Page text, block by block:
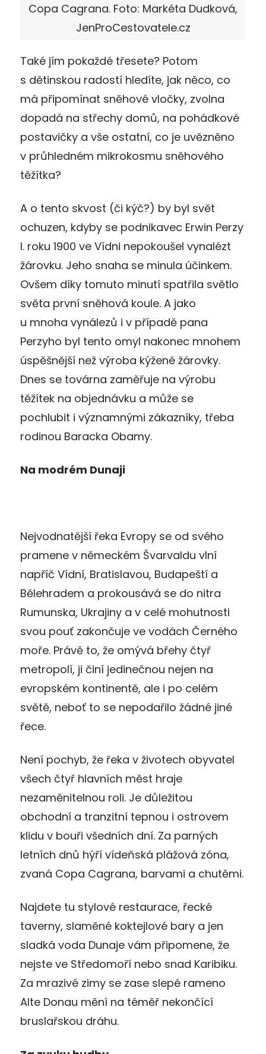
Copa Cagrana. Foto: Markéta Dudková,
JenProCestovatele.cz
Také jím pokaždé třesete? Potom
s dětinskou radostí hledíte, jak něco, co
má připomínat sněhové vločky, zvolna
dopadá na střechy domů, na pohádkové
postavičky a vše ostatní, co je uvězněno
v průhledném mikrokosmu sněhového
těžítka?
A o tento skvost (či kýč?) by byl svět
ochuzen, kdyby se podnikavec Erwin Perzy
I. roku 1900 ve Vídni nepokoušel vynalézt
žárovku. Jeho snaha se minula účinkem.
Ovšem díky tomuto minutí spatřila světlo
světa první sněhová koule. A jako
u mnoha vynálezů i v případě pana
Perzyho byl tento omyl nakonec mnohem
úspěšnější než výroba kýžené žárovky.
Dnes se továrna zaměřuje na výrobu
těžítek na objednávku a může se
pochlubit i významnými zákazníky, třeba
rodinou Baracka Obamy.
Na modrém Dunaji
Nejvodnatější řeka Evropy se od svého
pramene v německém Švarvaldu vlní
napříč Vídní, Bratislavou, Budapeští a
Bělehradem a prokousává se do nitra
Rumunska, Ukrajiny a v celé mohutnosti
svou pouť zakončuje ve vodách Černého
moře. Právě to, že omývá břehy čtyř
metropolí, ji činí jedinečnou nejen na
evropském kontinentě, ale i po celém
světě, neboť to se nepodařilo žádné jiné
řece.
Není pochyb, že řeka v životech obyvatel
všech čtyř hlavních měst hraje
nezaměnitelnou roli. Je důležitou
obchodní a tranzitní tepnou i ostrovem
klidu v bouři všedních dní. Za parných
letních dnů hýří vídeňská plážová zóna,
zvaná Copa Cagrana, barvami a chutěmi.
Najdete tu stylové restaurace, řecké
taverny, slaměné koktejlové bary a jen
sladká voda Dunaje vám připomene, že
nejste ve Středomoří nebo snad Karibiku.
Za mrazivé zimy se zase slepé rameno
Alte Donau mění na téměř nekončící
bruslařskou dráhu.